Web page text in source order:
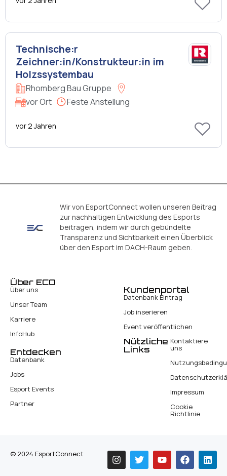
Technische:r
Zeichner:in/Konstrukteur:in im
Holzssystembau
Rhomberg Bau Gruppe
vor Ort
Feste Anstellung
vor 2 Jahren
Wir von EsportConnect wollen unseren Beitrag
zur nachhaltigen Entwicklung des Esports
beitragen, indem wir durch gebündelte
Transparenz und Sichtbarkeit einen Überblick
über den Esport im DACH-Raum geben.
Über ECO
Über uns
Unser Team
Karriere
InfoHub
Kundenportal
Datenbank Eintrag
Job inserieren
Event veröffentlichen
Entdecken
Datenbank
Jobs
Esport Events
Partner
Nützliche
Links
Kontaktiere
uns
Impressum
Cookie
Richtlinie
© 2024 EsportConnect